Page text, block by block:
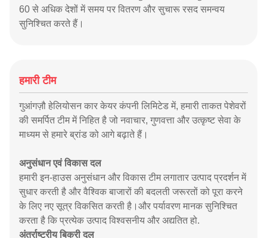
60 से अधिक देशों में समय पर वितरण और सुचारू रसद समन्वय
सुनिश्चित करते हैं।
हमारी टीम
गुआंगज़ौ हेलियोसन कार केयर कंपनी लिमिटेड में, हमारी ताकत पेशेवरों
की समर्पित टीम में निहित है जो नवाचार, गुणवत्ता और उत्कृष्ट सेवा के
माध्यम से हमारे ब्रांड को आगे बढ़ाते हैं।
अनुसंधान एवं विकास दल
हमारी इन-हाउस अनुसंधान और विकास टीम लगातार उत्पाद प्रदर्शन में
सुधार करती है और वैश्विक बाजारों की बदलती जरूरतों को पूरा करने
के लिए नए सूत्र विकसित करती है।और पर्यावरण मानक सुनिश्चित
करता है कि प्रत्येक उत्पाद विश्वसनीय और अद्यतित हो.
अंतर्राष्ट्रीय बिक्री दल